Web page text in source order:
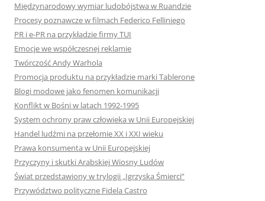
Międzynarodowy wymiar ludobójstwa w Ruandzie
Procesy poznawcze w filmach Federico Felliniego
PR i e-PR na przykładzie firmy TUI
Emocje we współczesnej reklamie
Twórczość Andy Warhola
Promocja produktu na przykładzie marki Tablerone
Blogi modowe jako fenomen komunikacji
Konflikt w Bośni w latach 1992-1995
System ochrony praw człowieka w Unii Europejskiej
Handel ludźmi na przełomie XX i XXI wieku
Prawa konsumenta w Unii Europejskiej
Przyczyny i skutki Arabskiej Wiosny Ludów
Świat przedstawiony w trylogii „Igrzyska Śmierci”
Przywództwo polityczne Fidela Castro